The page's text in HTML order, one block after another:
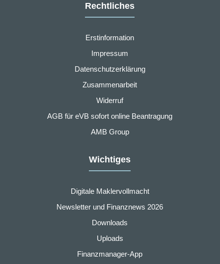
Rechtliches
Erstinformation
Impressum
Datenschutzerklärung
Zusammenarbeit
Widerruf
AGB für eVB sofort online Beantragung
AMB Group
Wichtiges
Digitale Maklervollmacht
Newsletter und Finanznews 2026
Downloads
Uploads
Finanzmanager-App